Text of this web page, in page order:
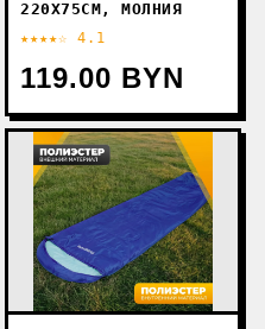
220X75СМ, МОЛНИЯ
СПРАВА)
★★★★☆ 4.1
119.00 BYN